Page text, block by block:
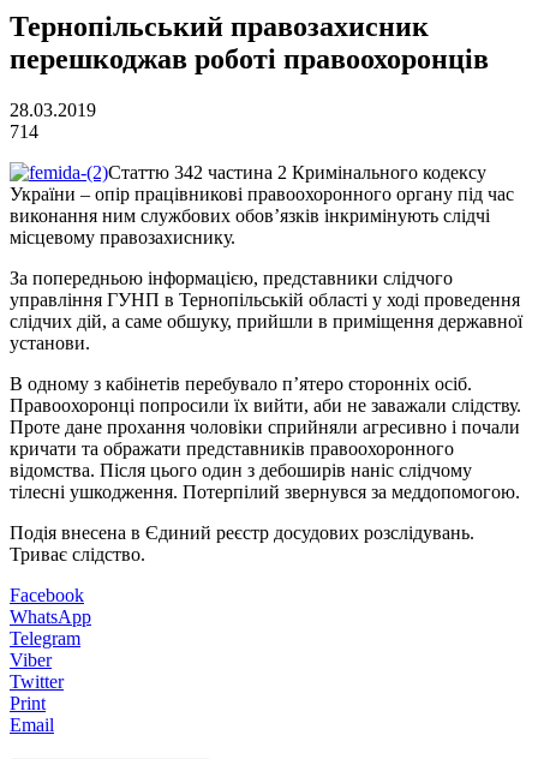
Тернопільський правозахисник
перешкоджав роботі правоохоронців
28.03.2019
714
Статтю 342 частина 2 Кримінального кодексу
України – опір працівникові правоохоронного органу під час
виконання ним службових обов’язків інкримінують слідчі
місцевому правозахиснику.
За попередньою інформацією, представники слідчого
управління ГУНП в Тернопільській області у ході проведення
слідчих дій, а саме обшуку, прийшли в приміщення державної
установи.
В одному з кабінетів перебувало п’ятеро сторонніх осіб.
Правоохоронці попросили їх вийти, аби не заважали слідству.
Проте дане прохання чоловіки сприйняли агресивно і почали
кричати та ображати представників правоохоронного
відомства. Після цього один з дебоширів наніс слідчому
тілесні ушкодження. Потерпілий звернувся за меддопомогою.
Подія внесена в Єдиний реєстр досудових розслідувань.
Триває слідство.
Facebook
WhatsApp
Telegram
Viber
Twitter
Print
Email